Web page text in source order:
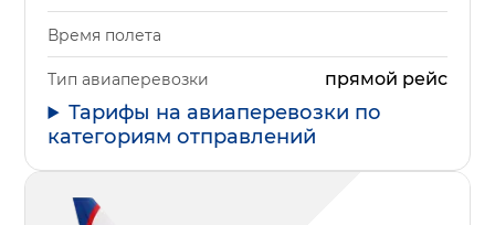
Время полета
Тип авиаперевозки прямой рейс
Тарифы на авиаперевозки по
категориям отправлений